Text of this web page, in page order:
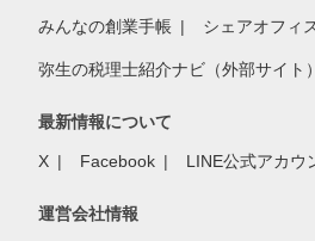
みんなの創業手帳 シェアオフィ
弥生の税理士紹介ナビ（外部サイト）
最新情報について
X Facebook LINE公式アカウ
運営会社情報